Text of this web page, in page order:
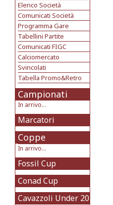
Elenco Società
Comunicati Società
Programma Gare
Tabellini Partite
Comunicati FIGC
Calciomercato
Svincolati
Tabella Promo&Retro
Campionati
In arrivo...
Marcatori
Coppe
In arrivo...
Fossil Cup
Conad Cup
Cavazzoli Under 20